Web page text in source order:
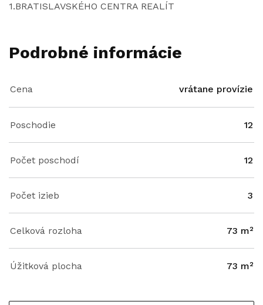
1.BRATISLAVSKÉHO CENTRA REALÍT
Podrobné informácie
Cena vrátane provízie
Poschodie 12
Počet poschodí 12
Počet izieb 3
Celková rozloha 73 m²
Úžitková plocha 73 m²